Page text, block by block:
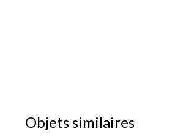
Objets similaires